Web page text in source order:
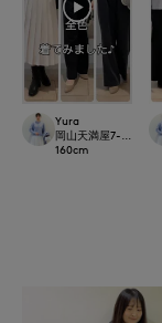
Yura
岡山天満屋7-
160cm